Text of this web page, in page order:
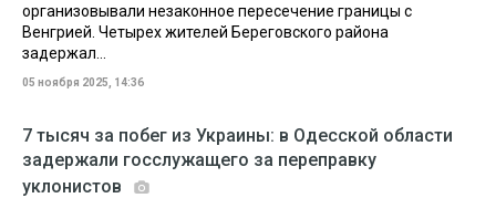
организовывали незаконное пересечение границы с
Венгрией. Четырех жителей Береговского района
задержал...
05 ноября 2025, 14:36
7 тысяч за побег из Украины: в Одесской области
задержали госслужащего за переправку
уклонистов